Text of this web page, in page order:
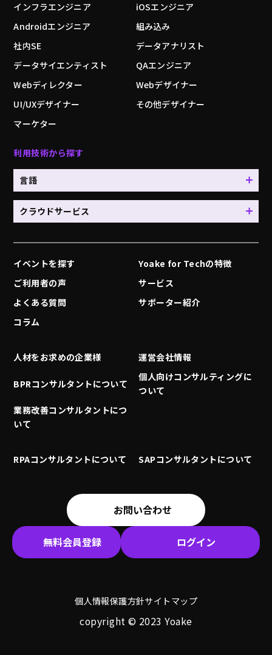
インフラエンジニア
iOSエンジニア
Androidエンジニア
組み込み
社内SE
データアナリスト
データサイエンティスト
QAエンジニア
Webディレクター
Webデザイナー
UI/UXデザイナー
その他デザイナー
マーケター
利用技術から探す
言語
クラウドサービス
イベントを探す
Yoake for Techの特徴
ご利用者の声
サービス
よくある質問
サポーター紹介
コラム
人材をお求めの企業様 運営会社情報
BPRコンサルタントについて
個人向けコンサルティングに
ついて
業務改善コンサルタントにつ
いて
RPAコンサルタントについて SAPコンサルタントについて
お問い合わせ
無料会員登録 ログイン
個人情報保護方針サイトマップ
copyright © 2023 Yoake